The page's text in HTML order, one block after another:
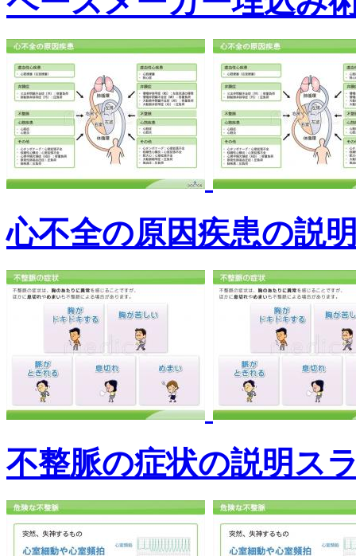
心不全の原因疾患の説
不整脈の症状の説明ス